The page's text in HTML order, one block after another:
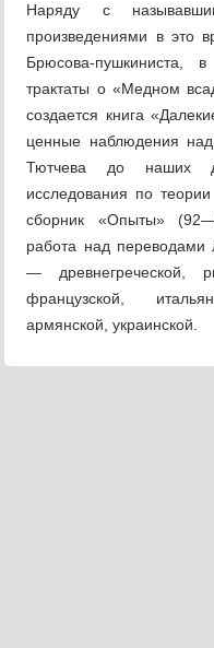
Наряду с
произведениями в это
Брюсова-пушкиниста, в
трактаты о «Медном
создается книга
ценные наблюдения над
Тютчева до наших
исследования по
сборник «Опыты»
работа над переводами
— древнегреческой,
французской,
армянской, украинской.